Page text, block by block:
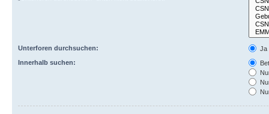
Unterforen durchsuchen:
Ja
Innerhalb suchen: